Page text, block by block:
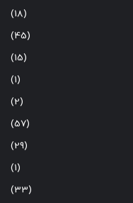
(18)
(45)
(15)
(1)
(2)
(57)
(29)
(1)
(33)